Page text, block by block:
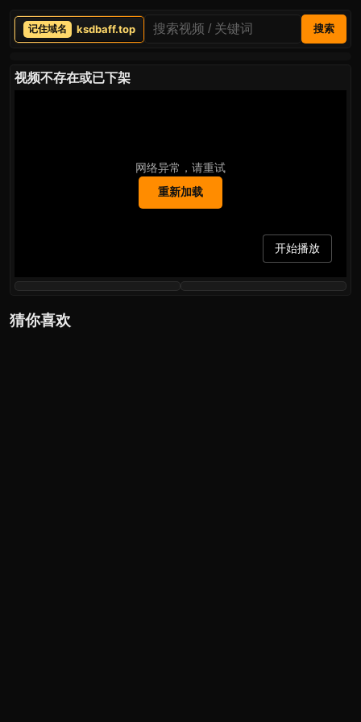
ksdbaff.top 搜索
视频不存在或已下架
网络异常，请重试
重新加载
开始播放
猜你喜欢